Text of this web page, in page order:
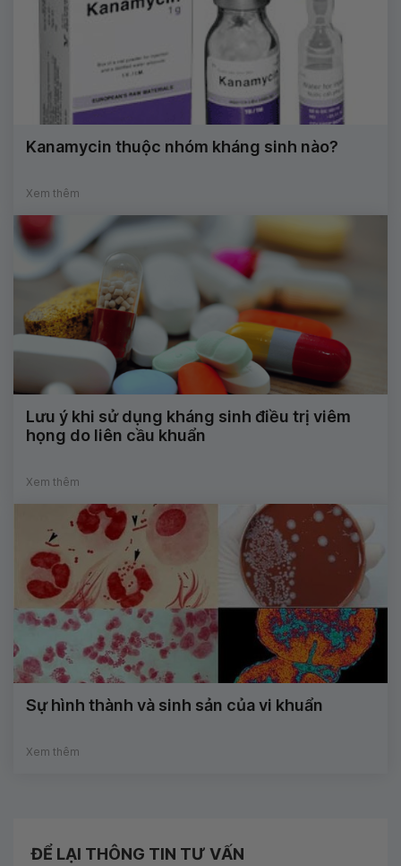
Kanamycin thuộc nhóm kháng sinh nào?
Xem thêm
Lưu ý khi sử dụng kháng sinh điều trị viêm
họng do liên cầu khuẩn
Xem thêm
Sự hình thành và sinh sản của vi khuẩn
Xem thêm
ĐỂ LẠI THÔNG TIN TƯ VẤN